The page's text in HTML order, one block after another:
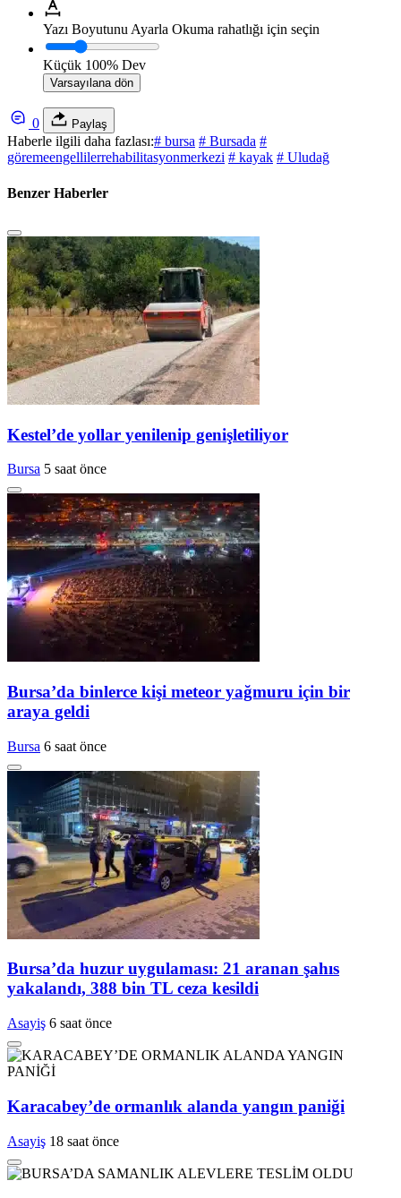
Yazı Boyutunu Ayarla Okuma rahatlığı için seçin
Küçük 100% Dev
Varsayılana dön
0 Paylaş
Haberle ilgili daha fazlası:# bursa # Bursada #
göremeengellilerrehabilitasyonmerkezi # kayak # Uludağ
Benzer Haberler
Kestel’de yollar yenilenip genişletiliyor
Bursa 5 saat önce
Bursa’da binlerce kişi meteor yağmuru için bir
araya geldi
Bursa 6 saat önce
Bursa’da huzur uygulaması: 21 aranan şahıs
yakalandı, 388 bin TL ceza kesildi
Asayiş 6 saat önce
Karacabey’de ormanlık alanda yangın paniği
Asayiş 18 saat önce